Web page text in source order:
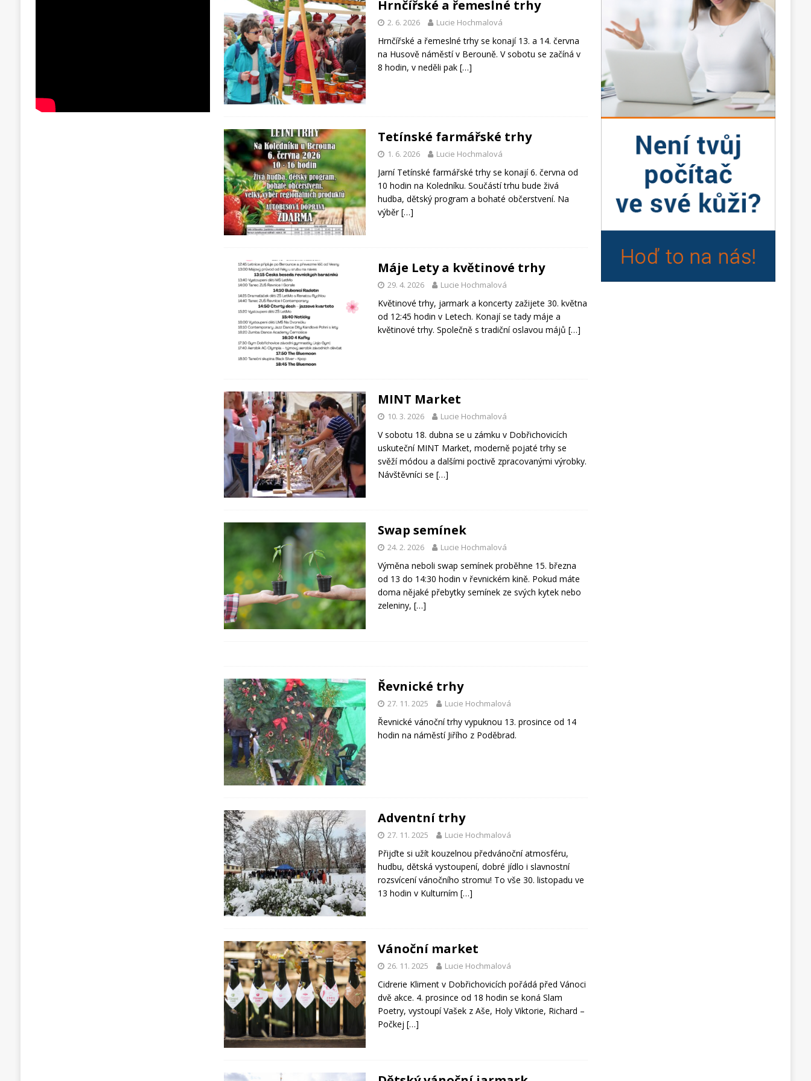
Hrnčířské a řemeslné trhy
2. 6. 2026 Lucie Hochmalová
Hrnčířské a řemeslné trhy se konají 13. a 14. června
na Husově náměstí v Berouně. V sobotu se začíná v
8 hodin, v neděli pak[…]
Tetínské farmářské trhy
1. 6. 2026 Lucie Hochmalová
Jarní Tetínské farmářské trhy se konají 6. června od
10 hodin na Koledníku. Součástí trhu bude živá
hudba, dětský program a bohaté občerstvení. Na
výběr[…]
Máje Lety a květinové trhy
29. 4. 2026 Lucie Hochmalová
Květinové trhy, jarmark a koncerty zažijete 30. května
od 12:45 hodin v Letech. Konají se tady máje a
květinové trhy. Společně s tradiční oslavou májů[…]
MINT Market
10. 3. 2026 Lucie Hochmalová
V sobotu 18. dubna se u zámku v Dobřichovicích
uskuteční MINT Market, moderně pojaté trhy se
svěží módou a dalšími poctivě zpracovanými výrobky.
Návštěvníci se[…]
Swap semínek
24. 2. 2026 Lucie Hochmalová
Výměna neboli swap semínek proběhne 15. března
od 13 do 14:30 hodin v řevnickém kině. Pokud máte
doma nějaké přebytky semínek ze svých kytek nebo
zeleniny,[…]
Řevnické trhy
27. 11. 2025 Lucie Hochmalová
Řevnické vánoční trhy vypuknou 13. prosince od 14
hodin na náměstí Jiřího z Poděbrad.
Adventní trhy
27. 11. 2025 Lucie Hochmalová
Přijďte si užít kouzelnou předvánoční atmosféru,
hudbu, dětská vystoupení, dobré jídlo i slavnostní
rozsvícení vánočního stromu! To vše 30. listopadu ve
13 hodin v Kulturním[…]
Vánoční market
26. 11. 2025 Lucie Hochmalová
Cidrerie Kliment v Dobřichovicích pořádá před Vánoci
dvě akce. 4. prosince od 18 hodin se koná Slam
Poetry, vystoupí Vašek z Aše, Holy Viktorie, Richard –
Počkej[…]